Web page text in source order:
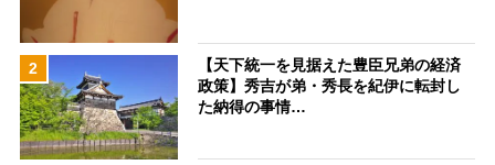
2
【天下統一を見据えた豊臣兄弟の経済
政策】秀吉が弟・秀長を紀伊に転封し
た納得の事情…